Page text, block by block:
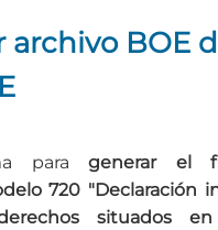
archivo BOE
paragenerar el
720 "Declaración
situados en